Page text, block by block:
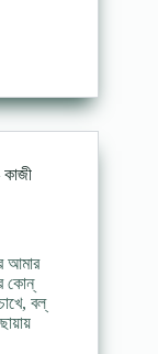
আমার
কোন্‌
বল্‌